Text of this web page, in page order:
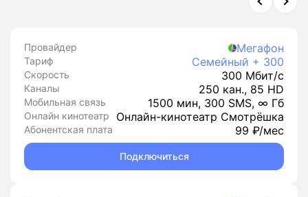
Провайдер Мегафон
Тариф Семейный + 300
Скорость 300 Мбит/с
Каналы 250 кан., 85 HD
Мобильная связь 1500 мин, 300 SMS, ∞ Гб
Онлайн кинотеатр Онлайн-кинотеатр Смотрёшка
Абонентская плата 99 ₽/мес
Подключиться